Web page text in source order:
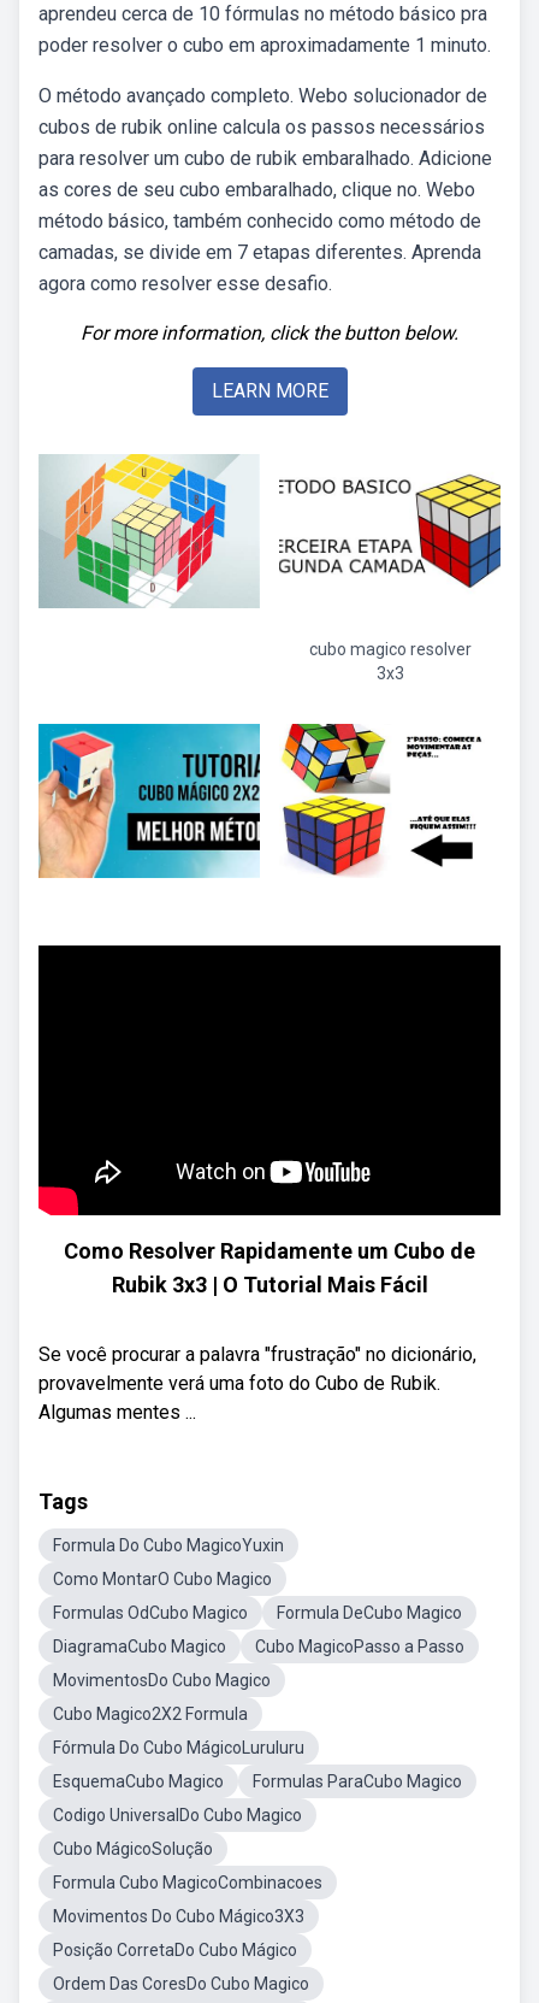
aprendeu cerca de 10 fórmulas no método básico pra
poder resolver o cubo em aproximadamente 1 minuto.
O método avançado completo. Webo solucionador de
cubos de rubik online calcula os passos necessários
para resolver um cubo de rubik embaralhado. Adicione
as cores de seu cubo embaralhado, clique no. Webo
método básico, também conhecido como método de
camadas, se divide em 7 etapas diferentes. Aprenda
agora como resolver esse desafio.
For more information, click the button below.
LEARN MORE
cubo magico resolver
3x3
Como Resolver Rapidamente um Cubo de
Rubik 3x3 | O Tutorial Mais Fácil
Se você procurar a palavra "frustração" no dicionário,
provavelmente verá uma foto do Cubo de Rubik.
Algumas mentes ...
Tags
Formula Do Cubo MagicoYuxin
Como MontarO Cubo Magico
Formulas OdCubo Magico
Formula DeCubo Magico
DiagramaCubo Magico
Cubo MagicoPasso a Passo
MovimentosDo Cubo Magico
Cubo Magico2X2 Formula
Fórmula Do Cubo MágicoLuruluru
EsquemaCubo Magico
Formulas ParaCubo Magico
Codigo UniversalDo Cubo Magico
Cubo MágicoSolução
Formula Cubo MagicoCombinacoes
Movimentos Do Cubo Mágico3X3
Posição CorretaDo Cubo Mágico
Ordem Das CoresDo Cubo Magico